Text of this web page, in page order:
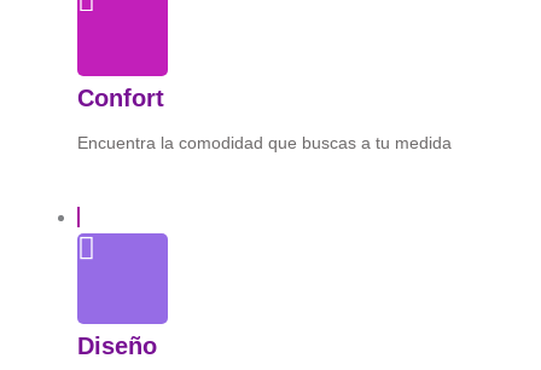
Confort
Encuentra la comodidad que buscas a tu medida
Diseño